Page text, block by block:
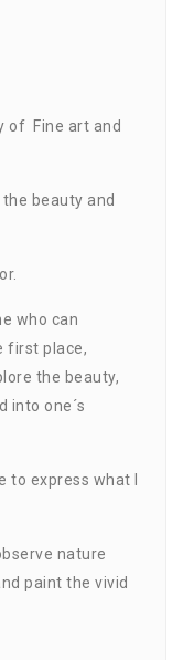
of Fine art and
beauty and
who can
first place,
the beauty,
into one´s
to express what I
nature
paint the vivid